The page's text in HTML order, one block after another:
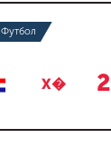
Футбол
Х� 2